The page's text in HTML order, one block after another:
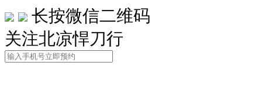
长按微信二维码
关注北凉悍刀行